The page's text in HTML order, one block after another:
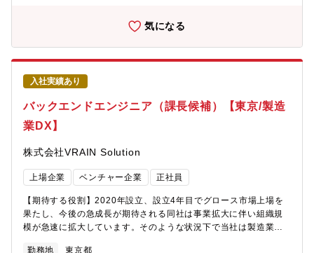
現し、お客様に新たな価値を届けることが私たちのミッションで
推進しています。自ら設計した制御が実際の車両に搭載され、お
た、車両全体を俯瞰したシステム設計や電源アーキテクチャ検討
にも携わることができ、技術領域を越えて成長できる環境があり
ます。電源制御にとどまらず、車両全体のシステム設計やアーキ
テクチャ設計に携わることができるため、将来的にはSDV時代を
支えるシステムアーキテクトとして活躍するキャリアも描くこと
ができます。【採用の背景】SDV化や電動化の進展により、車両
電源制御に求められる役割は急速に拡大しています。OTAやコネ
クティッドサービスの普及に伴い、クルマが提供する価値は走行
中だけでなく停車中にも広がっています。こうした変化にスピー
ド感を持って対応するため、ソフトウェア開発・制御開発の経験
ジメントを担うマネージャー候補としての活躍を期待していま
す。【導入事例】? 大手自動車メーカー向け外観検査システム
【具体的な職務内容】? 画像処理アルゴリズムの設計、実装、テ
スト? 要件整理・計画、管理・レビュー、設計実装に関わる業務
（設計実装が中心）【同社について】・2020年設立のスタートア
ップで設立4年目でグロース市場上場を達成した企業です！・売
上・利益ともに前年比1.5倍で急拡大2026年2月期は過去最高益。
今期も売上47%増を見込む超高成長企業圧倒的なスピード感で会
社が拡大中。営業利益率約28%の卓越したビジネスモデル筋肉質
ら50代社員まで年齢問わず幅広い層の社員が在籍して活躍してお
り、ボードメンバーはキーエンス出身者や大手銀行出身者で構成
され、スタートアップながらも堅実な経営を推進して企業で
一気通貫したビジネスを展開しております。
気になる
入社実績あり
バックエンドエンジニア（課長候補）【東京/製造
業DX】
株式会社VRAIN Solution
上場企業 ベンチャー企業 正社員
【期待する役割】2020年設立、設立4年目でグロース市場上場を
果たし、今後の急成長が期待される同社は事業拡大に伴い組織規
模が急速に拡大しています。そのような状況下で当社は製造業向
勤務地 東京都